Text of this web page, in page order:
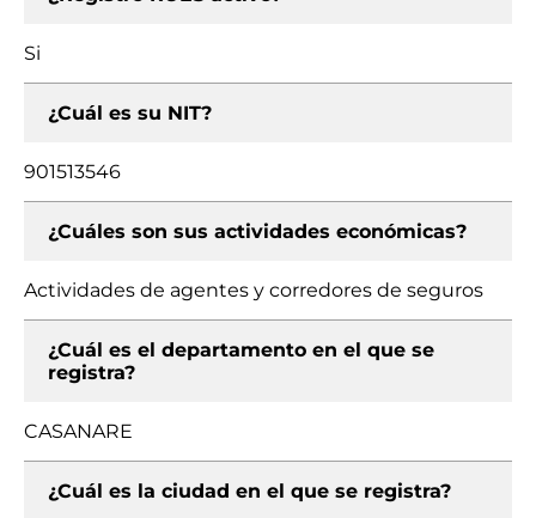
Si
¿Cuál es su NIT?
901513546
¿Cuáles son sus actividades económicas?
Actividades de agentes y corredores de seguros
¿Cuál es el departamento en el que se
registra?
CASANARE
¿Cuál es la ciudad en el que se registra?